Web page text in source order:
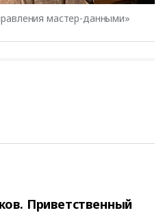
мастер-данными»
Приветственный